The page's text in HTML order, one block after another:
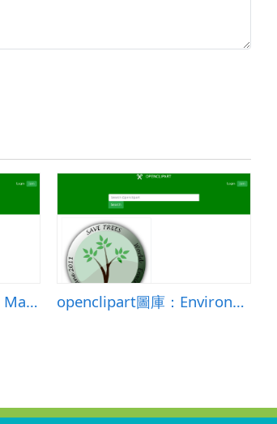
openclipart圖庫：Blue Macaw openclipart圖庫：Environment Day